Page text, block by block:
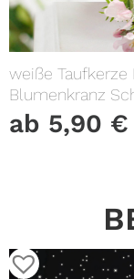
weiße Taufkerze
Blumenkranz
Wunschname &
ab 5,90 €